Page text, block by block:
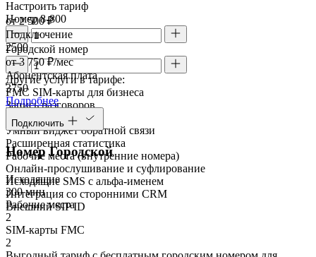
Настроить тариф
Номер 8-800
Городской номер
Другие услуги в тарифе:
FMC SIM-карты для бизнеса
Запись разговоров
Речевая аналитика
Умный виджет обратной связи
Расширенная статистика
Рабочие места (внутренние номера)
Онлайн-прослушивание и суфлирование
Исходящие SMS с альфа-именем
Интеграция со сторонними CRM
Внешний SIP ID
от 2 500 ₽
Подключение
2500
от 3 750 ₽/мес
Абонентская плата
3750
Подробнее
Подключить
Номер Городской
Исходящие
300 мин
Рабочие места
2
SIM-карты FMC
2